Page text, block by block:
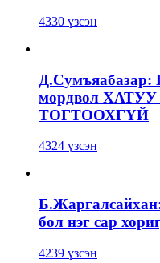
4330 үзсэн
Д.Сумъяабазар:
мөрдвөл
ТОГТООХГҮЙ
4324 үзсэн
бол нэг сар
4239 үзсэн